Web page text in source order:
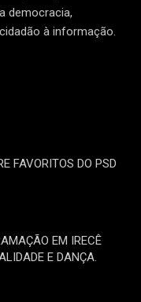
democracia,
à informação.
FAVORITOS DO PSD
EM IRECÊ
E DANÇA.